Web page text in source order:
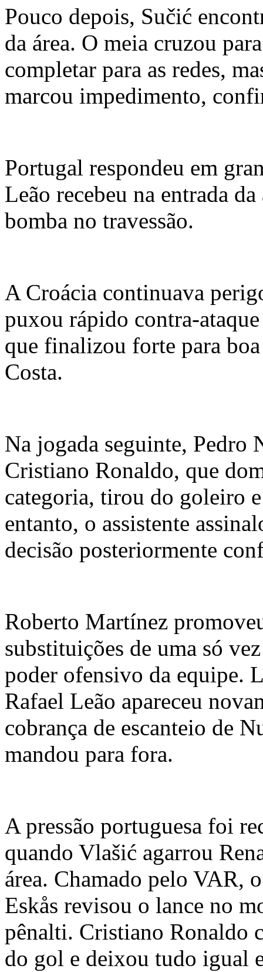
Pouco depois, Sučić
da área. O meia cruzou
completar para as redes,
marcou impedimento,
Portugal respondeu em
Leão recebeu na entrada
bomba no travessão.
A Croácia continuava
puxou rápido contra-
que finalizou forte para
Costa.
Na jogada seguinte, Pedro
Cristiano Ronaldo, que
categoria, tirou do goleiro
entanto, o assistente
decisão posteriormente
Roberto Martínez
substituições de uma só
poder ofensivo da equipe.
Rafael Leão apareceu
cobrança de escanteio de
mandou para fora.
A pressão portuguesa foi
quando Vlašić agarrou
área. Chamado pelo VAR,
Eskås revisou o lance no
pênalti. Cristiano Ronaldo
do gol e deixou tudo igual